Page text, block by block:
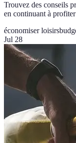
Trouvez des conseils
en continuant à
économiser loisirs
Jul 28